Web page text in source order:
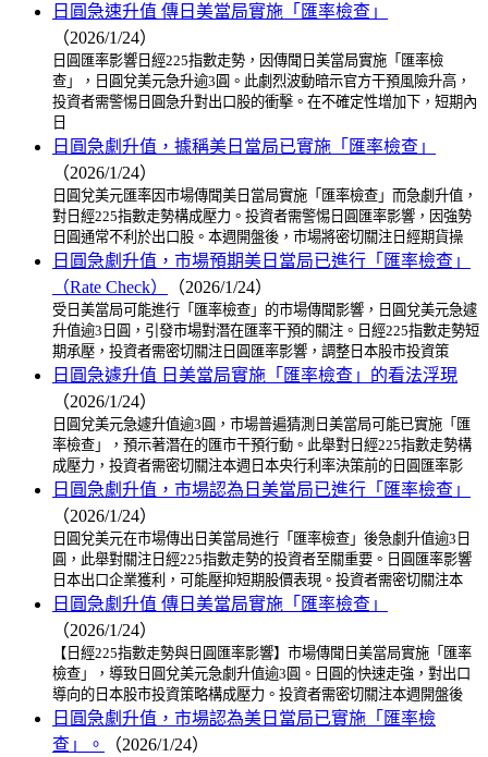
日圓急速升值 傳日美當局實施「匯率檢查」
（2026/1/24）
日圓匯率影響日經225指數走勢，因傳聞日美當局實施「匯率檢
查」，日圓兌美元急升逾3圓。此劇烈波動暗示官方干預風險升高，
投資者需警惕日圓急升對出口股的衝擊。在不確定性增加下，短期內
日
日圓急劇升值，據稱美日當局已實施「匯率檢查」
（2026/1/24）
日圓兌美元匯率因市場傳聞美日當局實施「匯率檢查」而急劇升值，
對日經225指數走勢構成壓力。投資者需警惕日圓匯率影響，因強勢
日圓通常不利於出口股。本週開盤後，市場將密切關注日經期貨操
日圓急劇升值，市場預期美日當局已進行「匯率檢查」
（Rate Check）
（2026/1/24）
受日美當局可能進行「匯率檢查」的市場傳聞影響，日圓兌美元急遽
升值逾3日圓，引發市場對潛在匯率干預的關注。日經225指數走勢短
期承壓，投資者需密切關注日圓匯率影響，調整日本股市投資策
日圓急遽升值 日美當局實施「匯率檢查」的看法浮現
（2026/1/24）
日圓兌美元急遽升值逾3圓，市場普遍猜測日美當局可能已實施「匯
率檢查」，預示著潛在的匯市干預行動。此舉對日經225指數走勢構
成壓力，投資者需密切關注本週日本央行利率決策前的日圓匯率影
日圓急劇升值，市場認為日美當局已進行「匯率檢查」
（2026/1/24）
日圓兌美元在市場傳出日美當局進行「匯率檢查」後急劇升值逾3日
圓，此舉對關注日經225指數走勢的投資者至關重要。日圓匯率影響
日本出口企業獲利，可能壓抑短期股價表現。投資者需密切關注本
日圓急劇升值 傳日美當局實施「匯率檢查」
（2026/1/24）
【日經225指數走勢與日圓匯率影響】市場傳聞日美當局實施「匯率
檢查」，導致日圓兌美元急劇升值逾3圓。日圓的快速走強，對出口
導向的日本股市投資策略構成壓力。投資者需密切關注本週開盤後
日圓急劇升值，市場認為美日當局已實施「匯率檢
查」。
（2026/1/24）